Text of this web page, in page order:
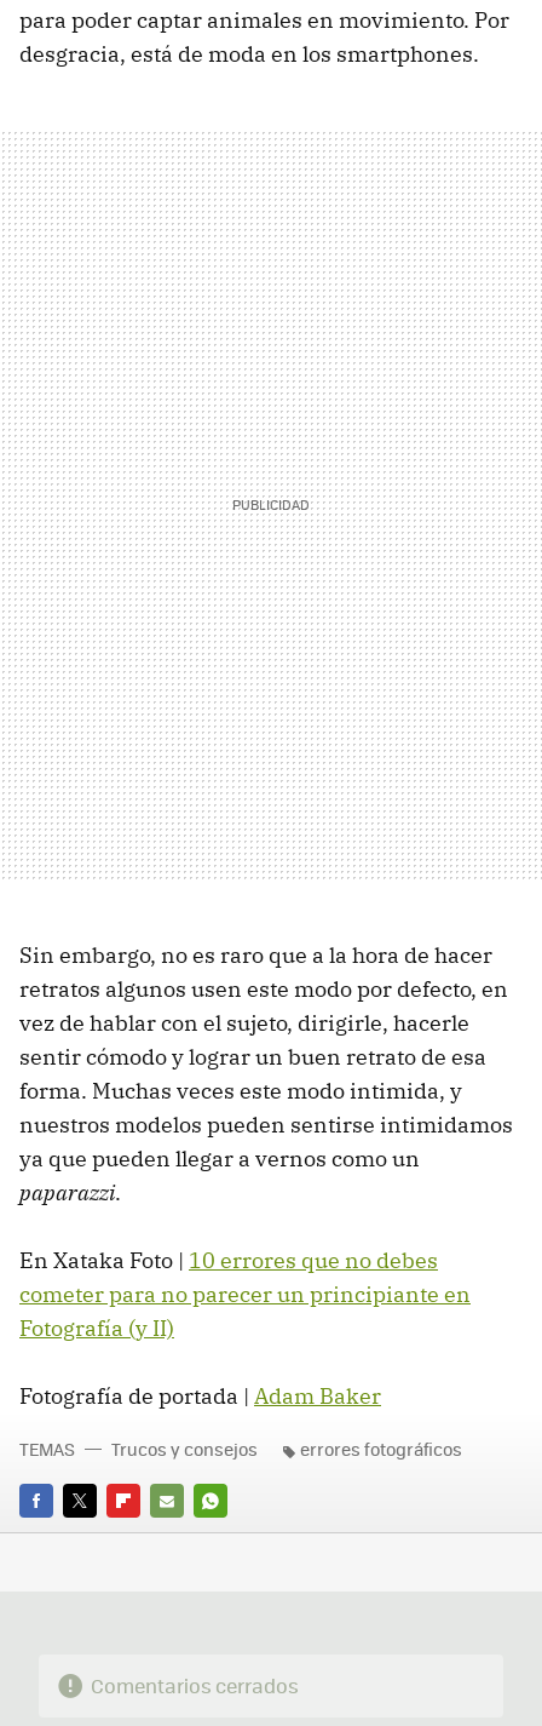
para poder captar animales en movimiento. Por
desgracia, está de moda en los smartphones.
Sin embargo, no es raro que a la hora de hacer
retratos algunos usen este modo por defecto, en
vez de hablar con el sujeto, dirigirle, hacerle
sentir cómodo y lograr un buen retrato de esa
forma. Muchas veces este modo intimida, y
nuestros modelos pueden sentirse intimidamos
ya que pueden llegar a vernos como un
paparazzi.
En Xataka Foto | 10 errores que no debes
cometer para no parecer un principiante en
Fotografía (y II)
Fotografía de portada | Adam Baker
FACEBOOK
TWITTERFLIPBOARD
E-
WHATSAPP
TEMAS Trucos y consejos errores fotográficos
Comentarios cerrados